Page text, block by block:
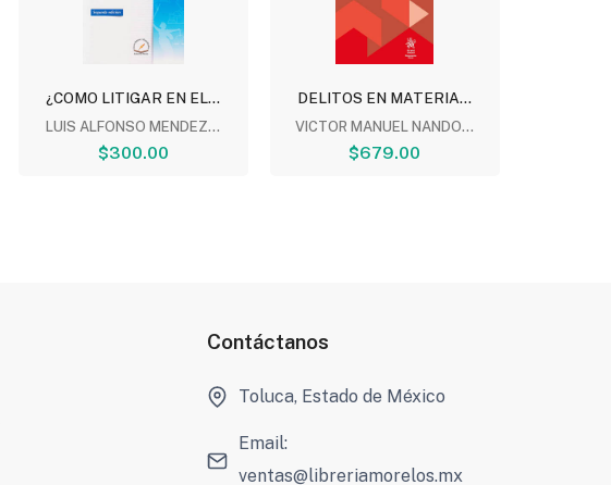
¿COMO LITIGAR EN EL...
LUIS ALFONSO MENDEZ...
$300.00
DELITOS EN MATERIA...
VICTOR MANUEL NANDO...
$679.00
Contáctanos
Toluca, Estado de México
Email:
ventas@libreriamorelos.mx